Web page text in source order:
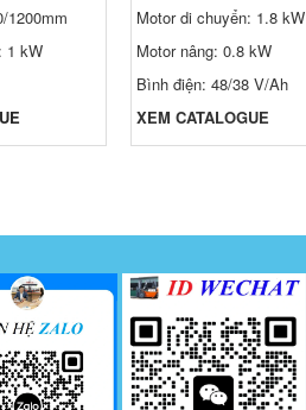
1200mm
1 kW
Motor di chuyển: 1.8 kW
Motor nâng: 0.8 kW
Bình điện: 48/38 V/Ah
XEM CATALOGUE